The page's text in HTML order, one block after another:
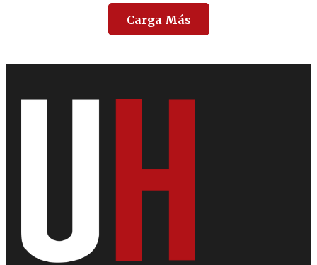
Carga Más